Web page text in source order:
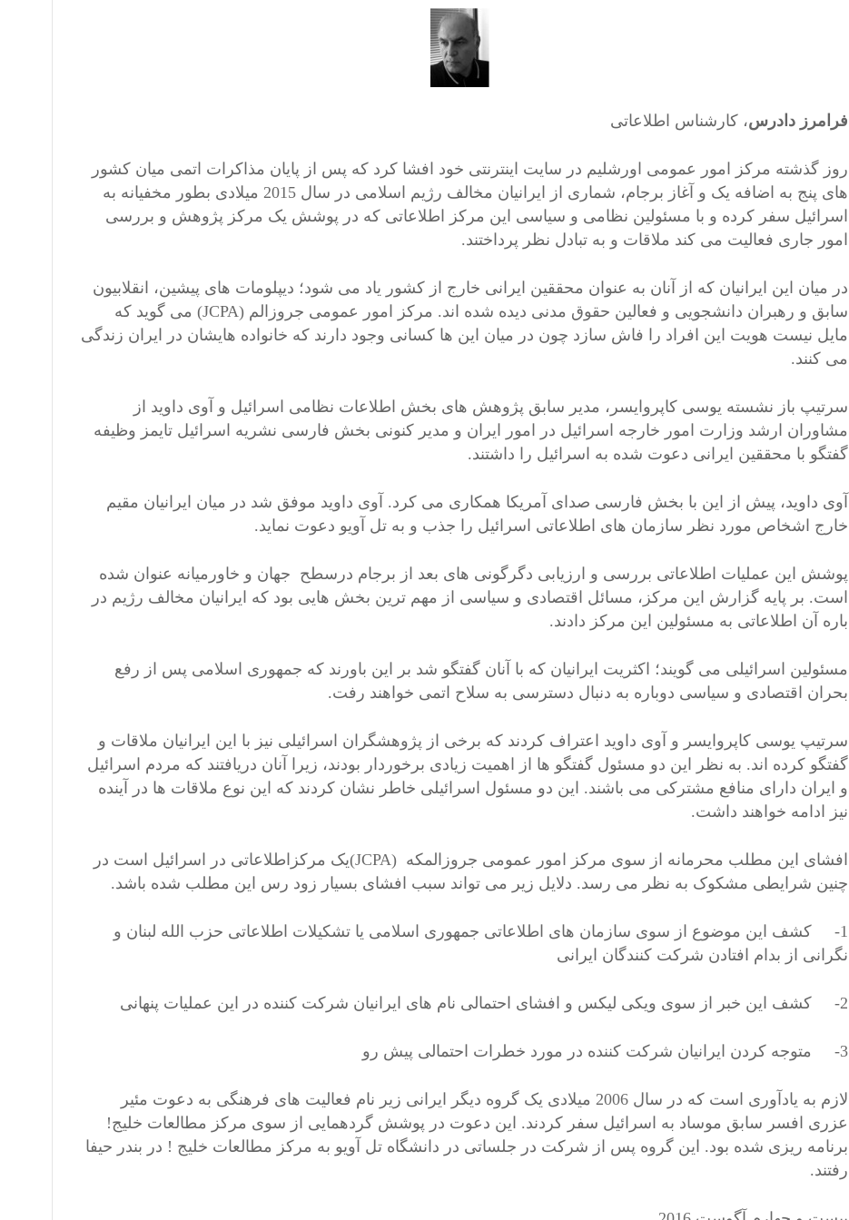
فرامرز دادرس، کارشناس اطلاعاتی
روز گذشته مرکز امور عمومی اورشلیم در سایت اینترنتی خود افشا کرد که پس از پایان مذاکرات اتمی میان کشور
های پنج به اضافه یک و آغاز برجام، شماری از ایرانیان مخالف رژیم اسلامی در سال 2015 میلادی بطور مخفیانه به
اسرائیل سفر کرده و با مسئولین نظامی و سیاسی این مرکز اطلاعاتی که در پوشش یک مرکز پژوهش و بررسی
امور جاری فعالیت می کند ملاقات و به تبادل نظر پرداختند.
در میان این ایرانیان که از آنان به عنوان محققین ایرانی خارج از کشور یاد می شود؛ دیپلومات های پیشین، انقلابیون
سابق و رهبران دانشجویی و فعالین حقوق مدنی دیده شده اند. مرکز امور عمومی جروزالم (JCPA) می گوید که
مایل نیست هویت این افراد را فاش سازد چون در میان این ها کسانی وجود دارند که خانواده هایشان در ایران زندگی
می کنند.
سرتیپ باز نشسته یوسی کاپروایسر، مدیر سابق پژوهش های بخش اطلاعات نظامی اسرائیل و آوی داوید از
مشاوران ارشد وزارت امور خارجه اسرائیل در امور ایران و مدیر کنونی بخش فارسی نشریه اسرائیل تایمز وظیفه
گفتگو با محققین ایرانی دعوت شده به اسرائیل را داشتند.
آوی داوید، پیش از این با بخش فارسی صدای آمریکا همکاری می کرد. آوی داوید موفق شد در میان ایرانیان مقیم
خارج اشخاص مورد نظر سازمان های اطلاعاتی اسرائیل را جذب و به تل آویو دعوت نماید.
پوشش این عملیات اطلاعاتی بررسی و ارزیابی دگرگونی های بعد از برجام درسطح جهان و خاورمیانه عنوان شده
است. بر پایه گزارش این مرکز، مسائل اقتصادی و سیاسی از مهم ترین بخش هایی بود که ایرانیان مخالف رژیم در
باره آن اطلاعاتی به مسئولین این مرکز دادند.
مسئولین اسرائیلی می گویند؛ اکثریت ایرانیان که با آنان گفتگو شد بر این باورند که جمهوری اسلامی پس از رفع
بحران اقتصادی و سیاسی دوباره به دنبال دسترسی به سلاح اتمی خواهند رفت.
سرتیپ یوسی کاپروایسر و آوی داوید اعتراف کردند که برخی از پژوهشگران اسرائیلی نیز با این ایرانیان ملاقات و
گفتگو کرده اند. به نظر این دو مسئول گفتگو ها از اهمیت زیادی برخوردار بودند، زیرا آنان دریافتند که مردم اسرائیل
و ایران دارای منافع مشترکی می باشند. این دو مسئول اسرائیلی خاطر نشان کردند که این نوع ملاقات ها در آینده
نیز ادامه خواهند داشت.
افشای این مطلب محرمانه از سوی مرکز امور عمومی جروزالمکه (JCPA)یک مرکزاطلاعاتی در اسرائیل است در
چنین شرایطی مشکوک به نظر می رسد. دلایل زیر می تواند سبب افشای بسیار زود رس این مطلب شده باشد.
1- کشف این موضوع از سوی سازمان های اطلاعاتی جمهوری اسلامی یا تشکیلات اطلاعاتی حزب الله لبنان و
نگرانی از بدام افتادن شرکت کنندگان ایرانی
2- کشف این خبر از سوی ویکی لیکس و افشای احتمالی نام های ایرانیان شرکت کننده در این عملیات پنهانی
3- متوجه کردن ایرانیان شرکت کننده در مورد خطرات احتمالی پیش رو
لازم به یادآوری است که در سال 2006 میلادی یک گروه دیگر ایرانی زیر نام فعالیت های فرهنگی به دعوت مئیر
عزری افسر سابق موساد به اسرائیل سفر کردند. این دعوت در پوشش گردهمایی از سوی مرکز مطالعات خلیج!
برنامه ریزی شده بود. این گروه پس از شرکت در جلساتی در دانشگاه تل آویو به مرکز مطالعات خلیج ! در بندر حیفا
رفتند.